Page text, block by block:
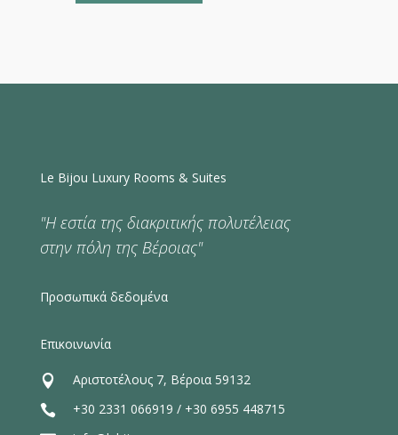
Le Bijou Luxury Rooms & Suites
"Η εστία της διακριτικής πολυτέλειας
στην πόλη της Βέροιας"
Προσωπικά δεδομένα
Επικοινωνία
 Αριστοτέλους 7, Βέροια 59132
 +30 2331 066919 / +30 6955 448715